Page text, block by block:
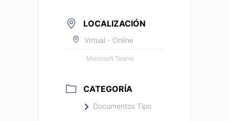
LOCALIZACIÓN
Virtual - Online
Microsoft Teams
CATEGORÍA
Documentos Tipo